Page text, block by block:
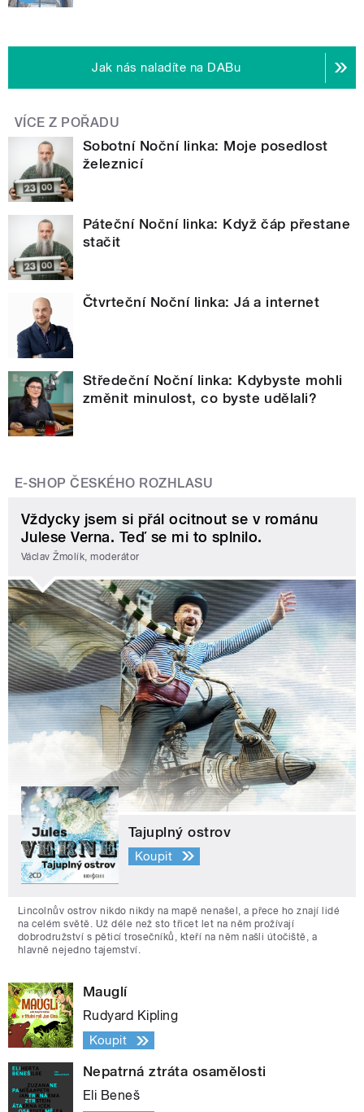
Jak nás naladíte na DABu
VÍCE Z POŘADU
Sobotní Noční linka: Moje posedlost
železnicí
Páteční Noční linka: Když čáp přestane
stačit
Čtvrteční Noční linka: Já a internet
Středeční Noční linka: Kdybyste mohli
změnit minulost, co byste udělali?
E-SHOP ČESKÉHO ROZHLASU
Vždycky jsem si přál ocitnout se v románu
Julese Verna. Teď se mi to splnilo.
Václav Žmolík, moderátor
Tajuplný ostrov
Koupit
Lincolnův ostrov nikdo nikdy na mapě nenašel, a přece ho znají lidé
na celém světě. Už déle než sto třicet let na něm prožívají
dobrodružství s pěticí trosečníků, kteří na něm našli útočiště, a
hlavně nejedno tajemství.
Mauglí
Rudyard Kipling
Koupit
Nepatrná ztráta osamělosti
Eli Beneš